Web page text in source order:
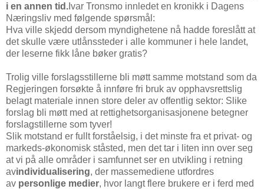
i en annen tid. Ivar Tronsmo innledet en kronikk i Dagens
Næringsliv med følgende spørsmål:
Hva ville skjedd dersom myndighetene nå hadde foreslått at
det skulle være utlånssteder i alle kommuner i hele landet,
der leserne fikk låne bøker gratis?
Trolig ville forslagsstillerne bli møtt samme motstand som da
Regjeringen forsøkte å innføre fri bruk av opphavsrettslig
belagt materiale innen store deler av offentlig sektor: Slike
forslag bli møtt med at rettighetsorganisasjonene betegner
forslagstillerne som tyver!
Slik motstand er fullt forståelsig, i det minste fra et privat- og
markeds-økonomisk ståsted, men det tar i liten inn over seg
at vi på alle områder i samfunnet ser en utvikling i retning
avindividualisering, der massemediene utfordres
av personlige medier, hvor langt flere brukere er i ferd med